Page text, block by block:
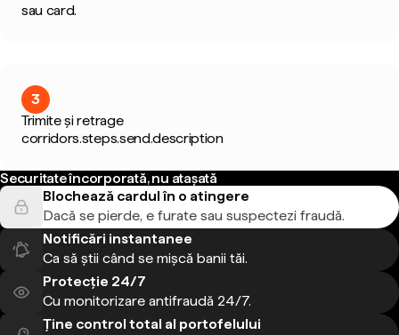
sau card.
3
Trimite și retrage
corridors.steps.send.description
Securitate încorporată, nu atașată
Blochează cardul în o atingere
Dacă se pierde, e furate sau suspectezi fraudă.
Notificări instantanee
Ca să știi când se mișcă banii tăi.
Protecție 24/7
Cu monitorizare antifraudă 24/7.
Ține control total al portofelului